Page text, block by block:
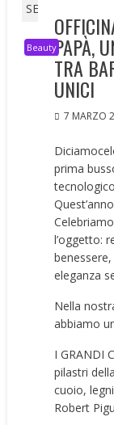
SENSORIALE
BeautyPAPÀ,
TRA
UNICI
7 MARZO
prima
l’oggetto:
eleganza
Nella
abbiamo
I GRANDI
pilastri
cuoio,
Robert